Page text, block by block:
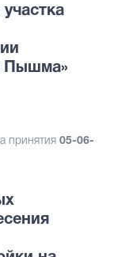
Пышма»
принятия 05-06-